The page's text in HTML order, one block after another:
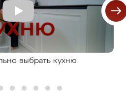
выбрать кухню